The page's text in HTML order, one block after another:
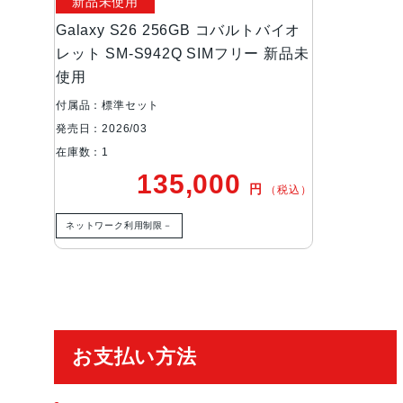
Galaxy S26 256GB コバルトバイオ
レット SM-S942Q SIMフリー 新品未
使用
付属品：標準セット
発売日：2026/03
在庫数：1
135,000 円 （税込）
ネットワーク利用制限－
お支払い方法